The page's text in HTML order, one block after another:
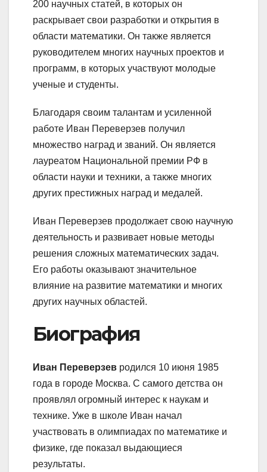
200 научных статей, в которых он
раскрывает свои разработки и открытия в
области математики. Он также является
руководителем многих научных проектов и
программ, в которых участвуют молодые
ученые и студенты.
Благодаря своим талантам и усиленной
работе Иван Переверзев получил
множество наград и званий. Он является
лауреатом Национальной премии РФ в
области науки и техники, а также многих
других престижных наград и медалей.
Иван Переверзев продолжает свою научную
деятельность и развивает новые методы
решения сложных математических задач.
Его работы оказывают значительное
влияние на развитие математики и многих
других научных областей.
Биография
Иван Переверзев родился 10 июня 1985
года в городе Москва. С самого детства он
проявлял огромный интерес к наукам и
технике. Уже в школе Иван начал
участвовать в олимпиадах по математике и
физике, где показал выдающиеся
результаты.